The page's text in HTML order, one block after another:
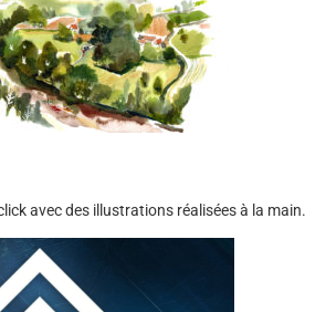
avec des illustrations réalisées à la main.